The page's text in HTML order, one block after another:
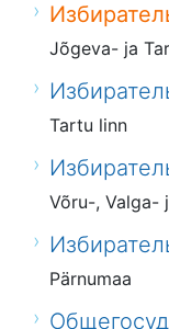
Jõgeva- ja
Tartu linn
Võru-, Valga-
Pärnumaa